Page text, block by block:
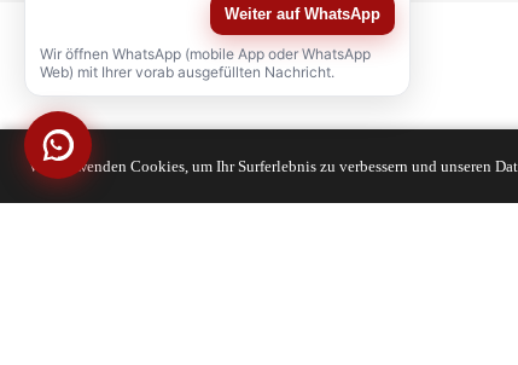
Wir verwenden Cookies, um Ihr Surferlebnis zu verbessern und unseren
Weiter auf WhatsApp
Wir öffnen WhatsApp (mobile App oder WhatsApp
Web) mit Ihrer vorab ausgefüllten Nachricht.